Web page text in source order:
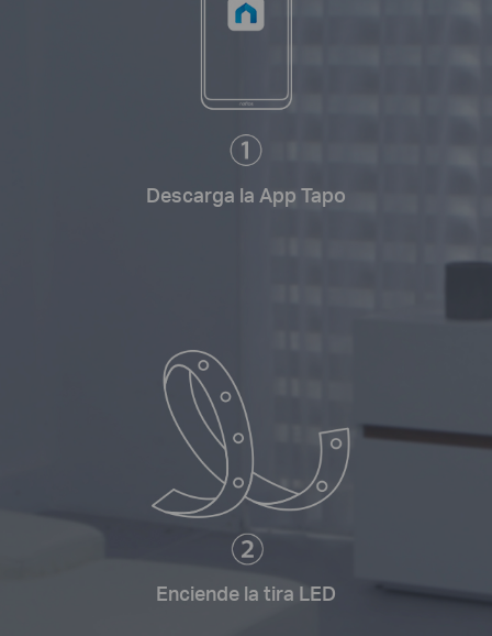
Descarga la App Tapo
Enciende la tira LED